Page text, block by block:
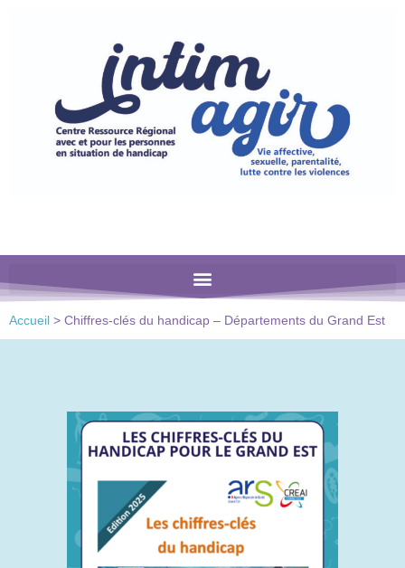
comprend
Accueil > Chiffres-clés du handicap – Départements du Grand Est